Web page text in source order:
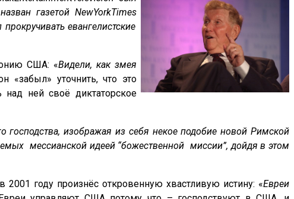
газетойNewYorkTimes
евангелистские
США: «Видели, как змея
«забыл» уточнить, что это
ней своё диктаторское
изображая из себя некое подобие новой Римской
мессианской идеей “божественной миссии”, дойдя в этом
в 2001 году произнёс откровенную хвастливую истину: «Евреи